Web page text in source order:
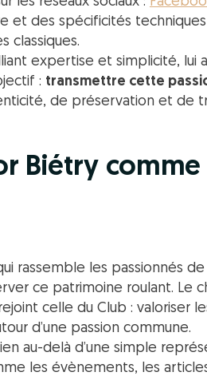
et des spécificités
classiques.
expertise et simplicité,
: transmettre cette
de préservation et de
Biétry comme
rassemble les passionnés
ce patrimoine roulant. Le
rejoint celle du Club : valoriser
d’une passion commune.
au-delà d’une simple
les évènements, les